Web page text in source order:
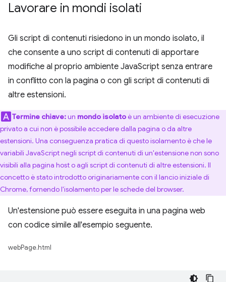
Lavorare in mondi isolati
Gli script di contenuti risiedono in un mondo isolato, il
che consente a uno script di contenuti di apportare
modifiche al proprio ambiente JavaScript senza entrare
in conflitto con la pagina o con gli script di contenuti di
altre estensioni.
Termine chiave:un mondo isolatoè un ambiente di esecuzione
privato a cui non è possibile accedere dalla pagina o da altre
estensioni. Una conseguenza pratica di questo isolamento è che le
variabili JavaScript negli script di contenuti di un'estensione non sono
visibili alla pagina host o agli script di contenuti di altre estensioni. Il
concetto è stato introdotto originariamente con il lancio iniziale di
Chrome, fornendo l'isolamento per le schede del browser.
Un'estensione può essere eseguita in una pagina web
con codice simile all'esempio seguente.
webPage.html